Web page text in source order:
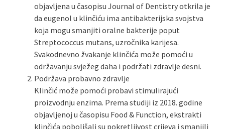
objavljena u časopisu Journal of Dentistry otkrila je
da eugenol u klinčiću ima antibakterijska svojstva
koja mogu smanjiti oralne bakterije poput
Streptococcus mutans, uzročnika karijesa.
Svakodnevno žvakanje klinčića može pomoći u
održavanju svježeg daha i podržati zdravlje desni.
Podržava probavno zdravlje
Klinčić može pomoći probavi stimulirajući
proizvodnju enzima. Prema studiji iz 2018. godine
objavljenoj u časopisu Food & Function, ekstrakti
klinčića poboljšali su pokretljivost crijeva i smanjili